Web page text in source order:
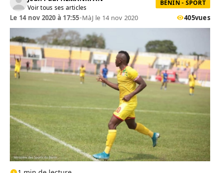
Voir tous ses articles
BÉNIN - SPORT
Le 14 nov 2020 à 17:55•MàJ le 14 nov 2020 405vues